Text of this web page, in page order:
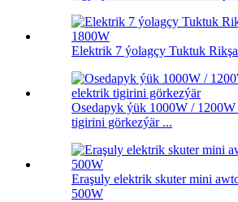
Elektrik 7 ýolagçy Tuktuk
Osedapyk ýük 1000W /
tigirini görkezýär ...
Eraşuly elektrik skuter mini
500W